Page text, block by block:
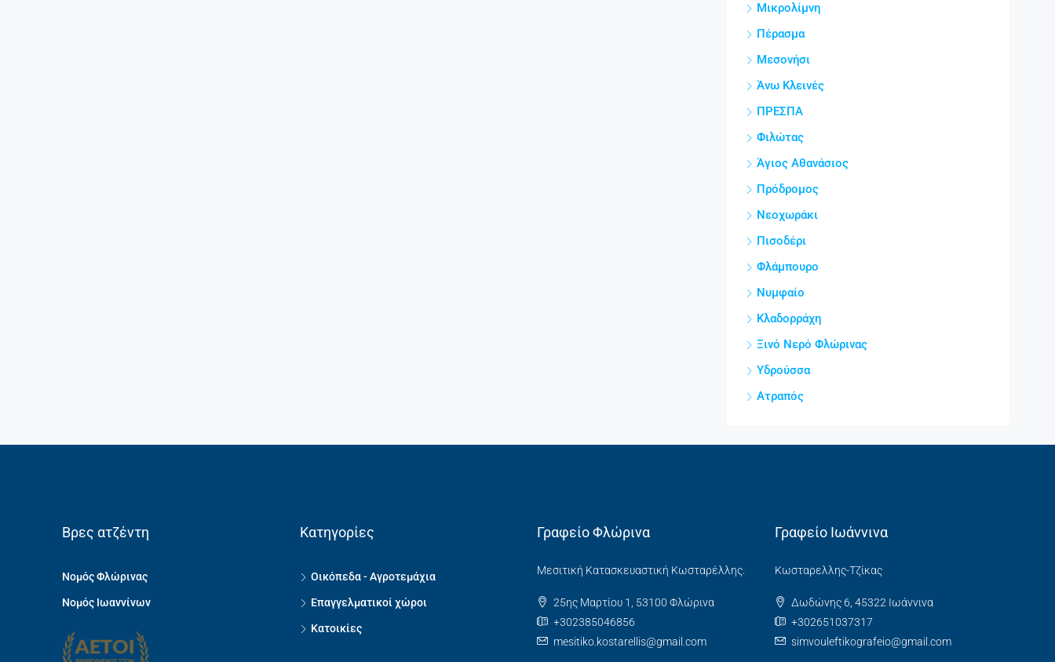
Μικρολίμνη
Πέρασμα
Μεσονήσι
Άνω Κλεινές
ΠΡΕΣΠΑ
Φιλώτας
Άγιος Αθανάσιος
Πρόδρομος
Νεοχωράκι
Πισοδέρι
Φλάμπουρο
Νυμφαίο
Κλαδορράχη
Ξινό Νερό Φλώρινας
Υδρούσσα
Ατραπός
Βρες ατζέντη
Νομός Φλώρινας
Νομός Ιωαννίνων
Κατηγορίες
Οικόπεδα - Αγροτεμάχια
Επαγγελματικοί χώροι
Κατοικίες
Γραφείο Φλώρινα
Μεσιτική Κατασκευαστική Κωσταρέλλης.
25ης Μαρτίου 1, 53100 Φλώρινα
+302385046856
mesitiko.kostarellis@gmail.com
Γραφείο Ιωάννινα
Κωσταρελλης-Τζίκας
Δωδώνης 6, 45322 Ιωάννινα
+302651037317
simvouleftikografeio@gmail.com